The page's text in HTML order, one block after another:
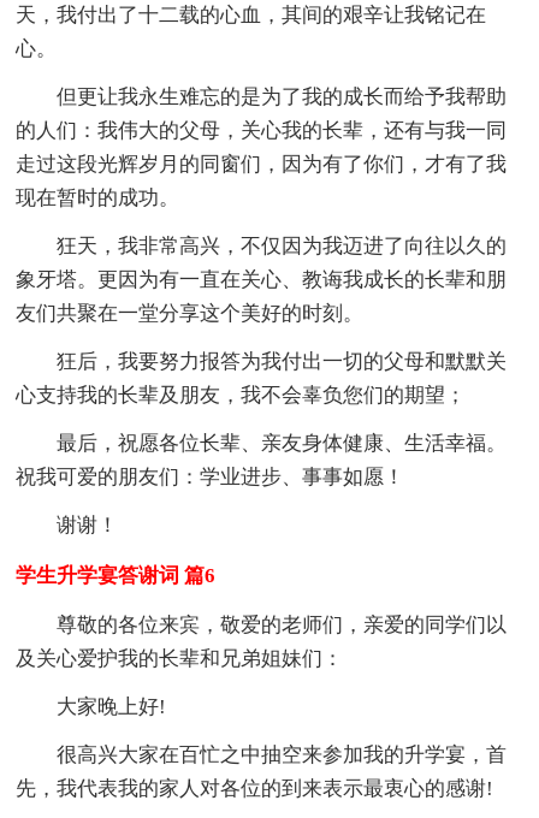
天，我付出了十二载的心血，其间的艰辛让我铭记在
心。
但更让我永生难忘的是为了我的成长而给予我帮助
的人们：我伟大的父母，关心我的长辈，还有与我一同
走过这段光辉岁月的同窗们，因为有了你们，才有了我
现在暂时的成功。
狂天，我非常高兴，不仅因为我迈进了向往以久的
象牙塔。更因为有一直在关心、教诲我成长的长辈和朋
友们共聚在一堂分享这个美好的时刻。
狂后，我要努力报答为我付出一切的父母和默默关
心支持我的长辈及朋友，我不会辜负您们的期望；
最后，祝愿各位长辈、亲友身体健康、生活幸福。
祝我可爱的朋友们：学业进步、事事如愿！
谢谢！
学生升学宴答谢词 篇6
尊敬的各位来宾，敬爱的老师们，亲爱的同学们以
及关心爱护我的长辈和兄弟姐妹们：
大家晚上好!
很高兴大家在百忙之中抽空来参加我的升学宴，首
先，我代表我的家人对各位的到来表示最衷心的感谢!